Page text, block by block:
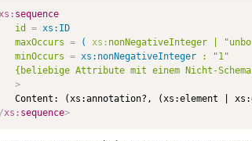
sequence
id
= xs:ID
maxOccurs = ( xs: nonNegativeInteger
minOccurs = xs:nonNegativeInteger :
"1"
{beliebige Attribute mit einem
Nicht-
>
xs: sequence>